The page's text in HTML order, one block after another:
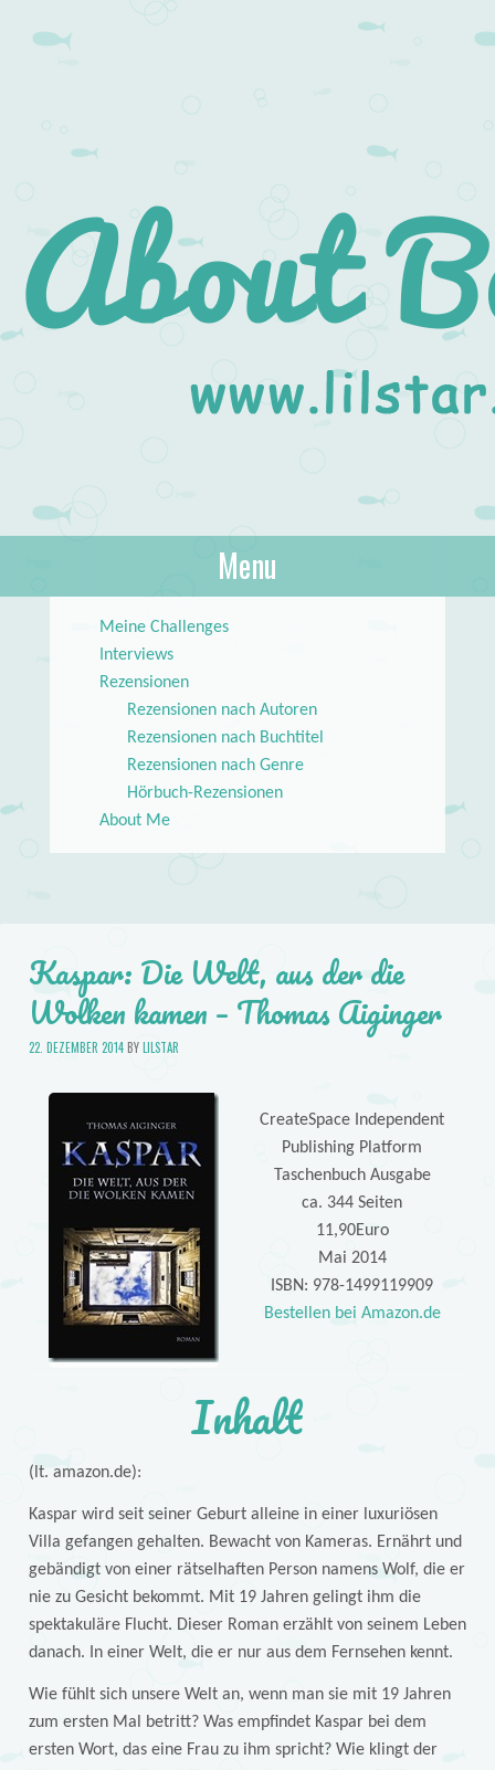
About Books
lilstar.de
Menu
Meine Challenges
Interviews
Rezensionen
Rezensionen nach Autoren
Rezensionen nach Buchtitel
Rezensionen nach Genre
Hörbuch-Rezensionen
About Me
Kaspar: Die Welt, aus der die
Wolken kamen – Thomas Aiginger
22. DEZEMBER 2014BYLILSTAR
CreateSpace Independent
Publishing Platform
Taschenbuch Ausgabe
ca. 344 Seiten
11,90Euro
Mai 2014
ISBN: 978-1499119909
Bestellen bei Amazon.de
Inhalt
(lt. amazon.de):
Kaspar wird seit seiner Geburt alleine in einer luxuriösen
Villa gefangen gehalten. Bewacht von Kameras. Ernährt und
gebändigt von einer rätselhaften Person namens Wolf, die er
nie zu Gesicht bekommt. Mit 19 Jahren gelingt ihm die
spektakuläre Flucht. Dieser Roman erzählt von seinem Leben
danach. In einer Welt, die er nur aus dem Fernsehen kennt.
Wie fühlt sich unsere Welt an, wenn man sie mit 19 Jahren
zum ersten Mal betritt? Was empfindet Kaspar bei dem
ersten Wort, das eine Frau zu ihm spricht? Wie klingt der